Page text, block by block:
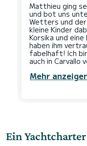
Matthieu ging
und bot uns
Wetters und
kleine Kinder
Korsika und eine
haben ihm
fabelhaft! Ich
Mehr
Ein